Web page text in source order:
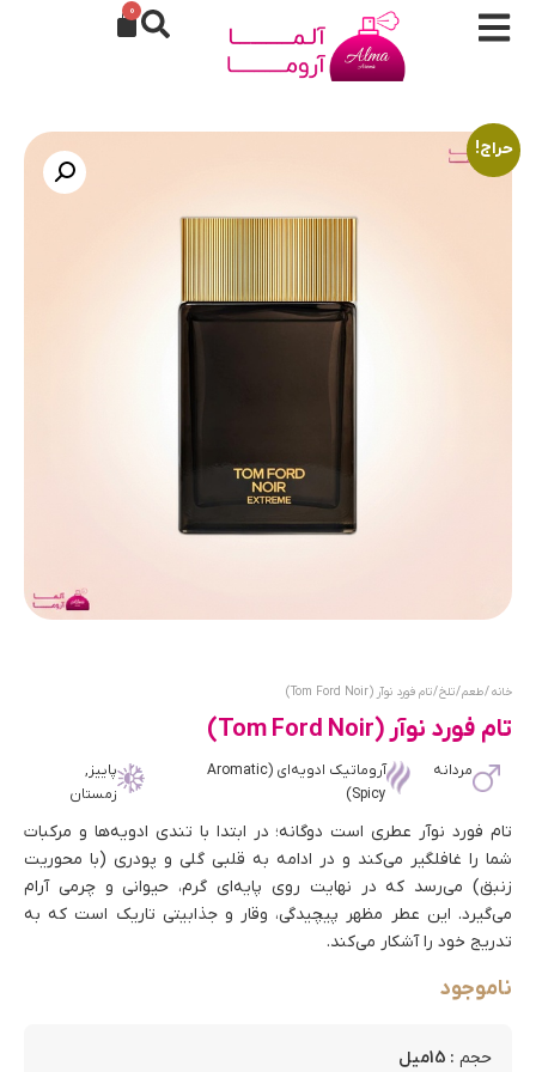
0
حراج!
خانه/طعم/تلخ/ تام فورد نوآر (Tom Ford Noir)
تام فورد نوآر (Tom Ford Noir)
مردانه
آروماتیک ادویه‌ای (Aromatic
Spicy)
پاییز,
زمستان
تام فورد نوآر عطری است دوگانه؛ در ابتدا با تندی ادویه‌ها و مرکبات
شما را غافلگیر می‌کند و در ادامه به قلبی گلی و پودری (با محوریت
زنبق) می‌رسد که در نهایت روی پایه‌ای گرم، حیوانی و چرمی آرام
می‌گیرد. این عطر مظهر پیچیدگی، وقار و جذابیتی تاریک است که به
تدریج خود را آشکار می‌کند.
ناموجود
حجم : 15میل